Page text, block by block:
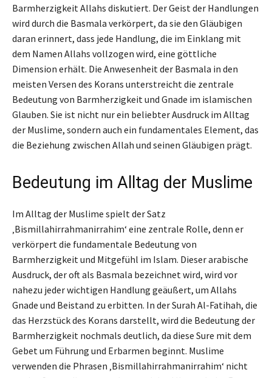
Barmherzigkeit Allahs diskutiert. Der Geist der Handlungen
wird durch die Basmala verkörpert, da sie den Gläubigen
daran erinnert, dass jede Handlung, die im Einklang mit
dem Namen Allahs vollzogen wird, eine göttliche
Dimension erhält. Die Anwesenheit der Basmala in den
meisten Versen des Korans unterstreicht die zentrale
Bedeutung von Barmherzigkeit und Gnade im islamischen
Glauben. Sie ist nicht nur ein beliebter Ausdruck im Alltag
der Muslime, sondern auch ein fundamentales Element, das
die Beziehung zwischen Allah und seinen Gläubigen prägt.
Bedeutung im Alltag der Muslime
Im Alltag der Muslime spielt der Satz
‚Bismillahirrahmanirrahim‘ eine zentrale Rolle, denn er
verkörpert die fundamentale Bedeutung von
Barmherzigkeit und Mitgefühl im Islam. Dieser arabische
Ausdruck, der oft als Basmala bezeichnet wird, wird vor
nahezu jeder wichtigen Handlung geäußert, um Allahs
Gnade und Beistand zu erbitten. In der Surah Al-Fatihah, die
das Herzstück des Korans darstellt, wird die Bedeutung der
Barmherzigkeit nochmals deutlich, da diese Sure mit dem
Gebet um Führung und Erbarmen beginnt. Muslime
verwenden die Phrasen ‚Bismillahirrahmanirrahim‘ nicht